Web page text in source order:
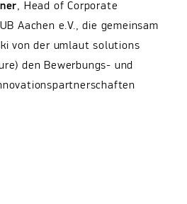
, Head of Corporate
Aachen e.V., die gemeinsam
von der umlaut solutions
den Bewerbungs- und